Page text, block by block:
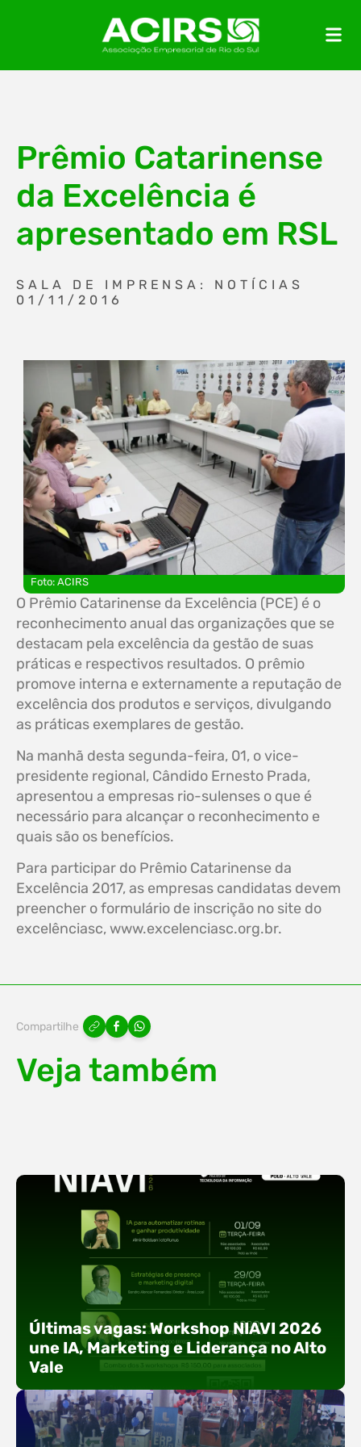
Prêmio Catarinense
da Excelência é
apresentado em RSL
SALA DE IMPRENSA: NOTÍCIAS
01/11/2016
Foto: ACIRS
O Prêmio Catarinense da Excelência (PCE) é o
reconhecimento anual das organizações que se
destacam pela excelência da gestão de suas
práticas e respectivos resultados. O prêmio
promove interna e externamente a reputação de
excelência dos produtos e serviços, divulgando
as práticas exemplares de gestão.
Na manhã desta segunda-feira, 01, o vice-
presidente regional, Cândido Ernesto Prada,
apresentou a empresas rio-sulenses o que é
necessário para alcançar o reconhecimento e
quais são os benefícios.
Para participar do Prêmio Catarinense da
Excelência 2017, as empresas candidatas devem
preencher o formulário de inscrição no site do
excelênciasc, www.excelenciasc.org.br.
Compartilhe
Veja também
Últimas vagas: Workshop NIAVI 2026
une IA, Marketing e Liderança no Alto
Vale